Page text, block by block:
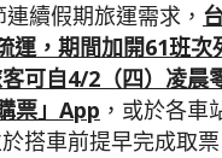
續假期旅運需求，
運，期間加開61班次
可自4/2 （四）凌
票」 App ，或於各
搭車前提早完成取